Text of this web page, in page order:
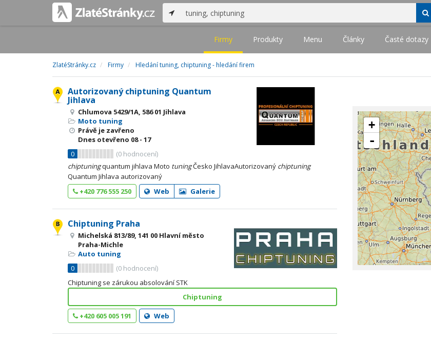
Firmy Produkty Menu Články Časté dotazy
ZlatéStránky.cz Firmy Hledání tuning, chiptuning - hledání firem
Autorizovaný chiptuning Quantum
Jihlava
Chlumova 5429/1A, 586 01 Jihlava
Moto tuning
Právě je zavřeno
Dnes otevřeno 08 - 17
0
(0 hodnocení)
chiptuningquantum jihlava Moto tuningČesko JihlavaAutorizovaný chiptuning
Quantum Jihlava autorizovaný
+420 776 555 250
Web Galerie
Chiptuning Praha
Michelská 813/89, 141 00 Hlavní město
Praha-Michle
Auto tuning
0
(0 hodnocení)
Chiptuning se zárukou absolování STK
Chiptuning
+420 605 005 191 Web
+
-